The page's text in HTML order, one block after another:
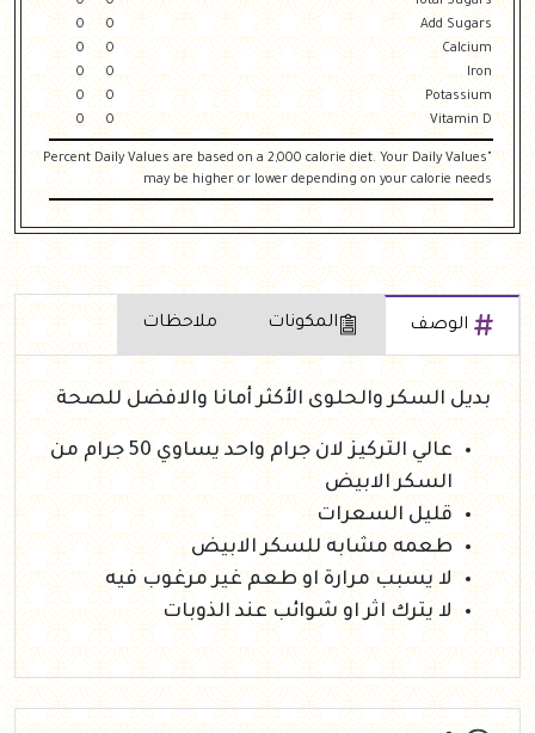
Add Sugars
0
0
Calcium
0
0
Iron
0
0
Potassium
0
0
Vitamin D
0
0
"Percent Daily Values are based on a 2,000 calorie diet. Your Daily Values
may be higher or lower depending on your calorie needs
الوصف المكونات ملاحظات
بديل السكر والحلوى الأكثر أمانا والافضل للصحة
عالي التركيز لان جرام واحد يساوي 50 جرام من
السكر الابيض
قليل السعرات
طعمه مشابه للسكر الابيض
لا يسبب مرارة او طعم غير مرغوب فيه
لا يترك اثر او شوائب عند الذوبات